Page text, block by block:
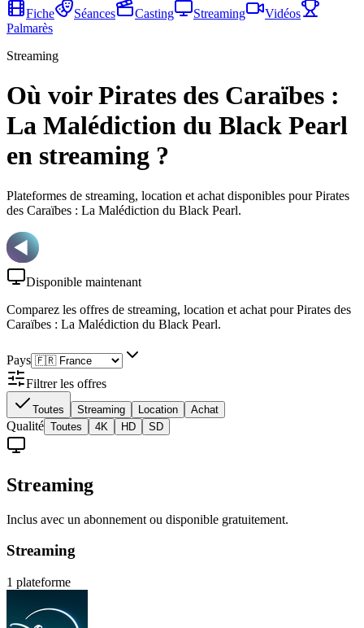
Fiche
Séances Casting Streaming
Vidéos
Palmarès
Streaming
Où voir Pirates des Caraïbes :
La Malédiction du Black Pearl
en streaming ?
Plateformes de streaming, location et achat disponibles pour Pirates
des Caraïbes : La Malédiction du Black Pearl.
Disponible maintenant
Comparez les offres de streaming, location et achat pour Pirates des
Caraïbes : La Malédiction du Black Pearl.
Pays
Filtrer les offres
Toutes Streaming Location Achat
Qualité Toutes 4K HD SD
Streaming
Inclus avec un abonnement ou disponible gratuitement.
Streaming
1 plateforme